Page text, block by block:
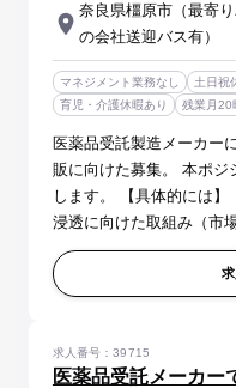
奈良県橿原市（最寄
の会社送迎バス有）
マネジメント業務なし 土日祝
育児・介護休暇あり
残業月20
医薬品受託製造メーカー
販に向けた募集。 本ポジ
します。 【具体的には】 ・自社ブランドの認知度向上と市場
浸透に向けた取組み（市
との関係構築、製品の魅
・その他、販路...
医薬品受託メーカー
求人番号：39715